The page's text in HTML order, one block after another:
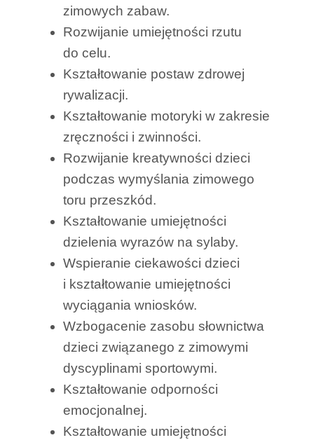
zimowych zabaw.
Rozwijanie umiejętności rzutu
do celu.
Kształtowanie postaw zdrowej
rywalizacji.
Kształtowanie motoryki w zakresie
zręczności i zwinności.
Rozwijanie kreatywności dzieci
podczas wymyślania zimowego
toru przeszkód.
Kształtowanie umiejętności
dzielenia wyrazów na sylaby.
Wspieranie ciekawości dzieci
i kształtowanie umiejętności
wyciągania wniosków.
Wzbogacenie zasobu słownictwa
dzieci związanego z zimowymi
dyscyplinami sportowymi.
Kształtowanie odporności
emocjonalnej.
Kształtowanie umiejętności